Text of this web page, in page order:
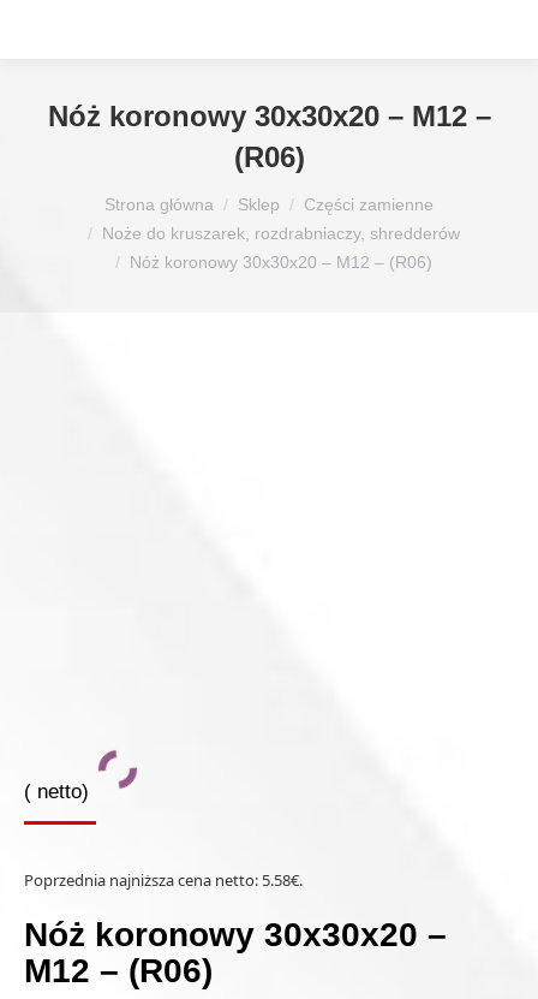
Nóż koronowy 30x30x20 – M12 –
(R06)
Strona główna Sklep
Części zamienne
Noże do kruszarek, rozdrabniaczy, shredderów
Nóż koronowy 30x30x20 – M12 – (R06)
( netto)
Poprzednia najniższa cena netto: 5.58€.
Nóż koronowy 30x30x20 –
M12 – (R06)